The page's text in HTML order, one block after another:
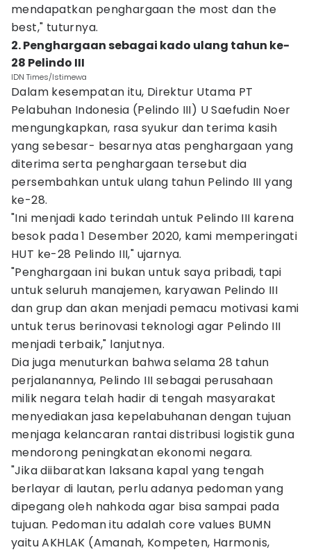
mendapatkan penghargaan the most dan the
best," tuturnya.
2. Penghargaan sebagai kado ulang tahun ke-
28 Pelindo III
IDN Times/Istimewa
Dalam kesempatan itu, Direktur Utama PT
Pelabuhan Indonesia (Pelindo III) U Saefudin Noer
mengungkapkan, rasa syukur dan terima kasih
yang sebesar- besarnya atas penghargaan yang
diterima serta penghargaan tersebut dia
persembahkan untuk ulang tahun Pelindo III yang
ke-28.
"Ini menjadi kado terindah untuk Pelindo III karena
besok pada 1 Desember 2020, kami memperingati
HUT ke-28 Pelindo III," ujarnya.
"Penghargaan ini bukan untuk saya pribadi, tapi
untuk seluruh manajemen, karyawan Pelindo III
dan grup dan akan menjadi pemacu motivasi kami
untuk terus berinovasi teknologi agar Pelindo III
menjadi terbaik," lanjutnya.
Dia juga menuturkan bahwa selama 28 tahun
perjalanannya, Pelindo III sebagai perusahaan
milik negara telah hadir di tengah masyarakat
menyediakan jasa kepelabuhanan dengan tujuan
menjaga kelancaran rantai distribusi logistik guna
mendorong peningkatan ekonomi negara.
"Jika diibaratkan laksana kapal yang tengah
berlayar di lautan, perlu adanya pedoman yang
dipegang oleh nahkoda agar bisa sampai pada
tujuan. Pedoman itu adalah core values BUMN
yaitu AKHLAK (Amanah, Kompeten, Harmonis,